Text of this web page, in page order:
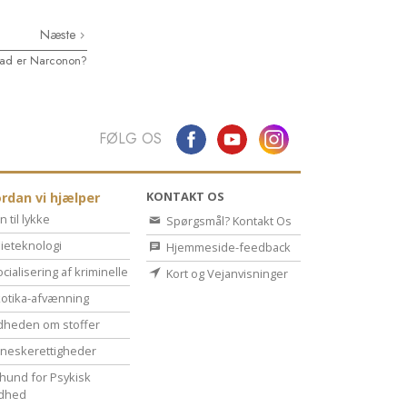
Næste
er Narconon?
FØLG OS
vi hjælper
til lykke
af kriminelle
afvænning
om stoffer
for Psykisk
KONTAKT OS
Spørgsmål? Kontakt Os
Hjemmeside-feedback
Kort og Vejanvisninger